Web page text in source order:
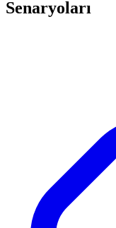
Senaryoları